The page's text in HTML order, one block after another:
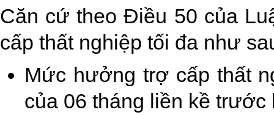
Căn cứ theo Điều 50 của
cấp thất nghiệp tối đa như
Mức hưởng trợ cấp thất
của 06 tháng liền kề trước